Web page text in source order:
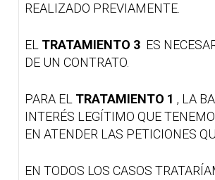
REALIZADO PREVIAMENTE.
EL TRATAMIENTO 3 ES
DE UN CONTRATO.
PARA EL TRATAMIENTO 1 , LA
INTERÉS LEGÍTIMO QUE
EN ATENDER LAS PETICIONES
EN TODOS LOS CASOS